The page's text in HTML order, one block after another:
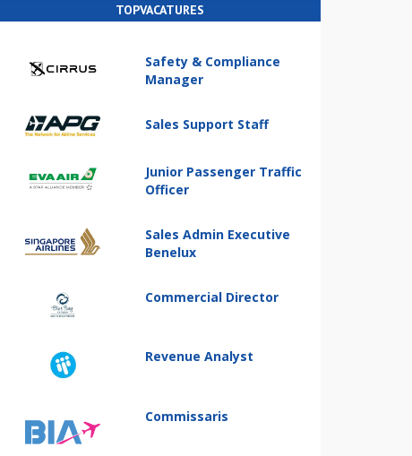
TOPVACATURES
Safety & Compliance
Manager
Sales Support Staff
Junior Passenger Traffic
Officer
Sales Admin Executive
Benelux
Commercial Director
Revenue Analyst
Commissaris